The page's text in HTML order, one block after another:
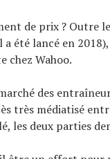
de prix ? Outre
a été lancé en
chez Wahoo.
des
très médiatisé
les deux parties